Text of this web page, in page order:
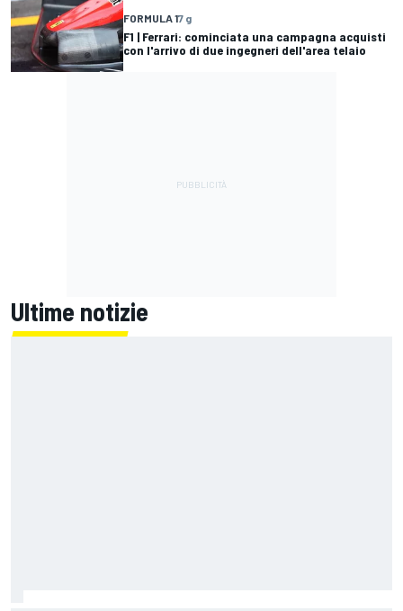
FORMULA 17 g
F1 | Ferrari: cominciata una campagna acquisti
con l'arrivo di due ingegneri dell'area telaio
Ultime notizie